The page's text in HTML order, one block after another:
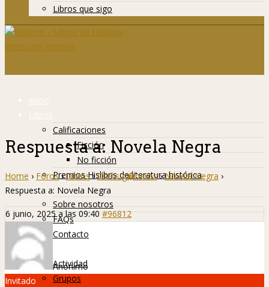
Libros que sigo
Inicio
Libros
Calificaciones
Ficción
No ficción
Premios Hislibris de literatura histórica
Info
Sobre nosotros
FAQs
Contacto
Hislibreños
Actividad
Grupos
Respuesta a: Novela Negra
Home › Foros › Libros › Otros g�neros › Novela Negra ›
Respuesta a: Novela Negra
6 junio, 2025 a las 09:40 #96812
Anónimo
Invitado